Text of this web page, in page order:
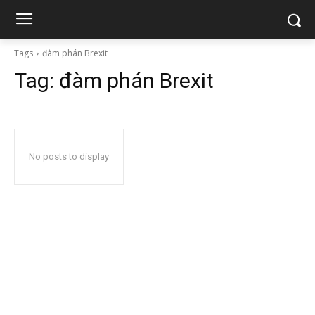
Tags đàm phán Brexit
Tag: đàm phán Brexit
No posts to display